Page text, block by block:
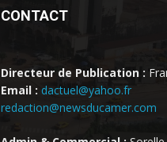
CONTACT
Directeur de Publication :
Email : dactuel@yahoo.fr
redaction@newsducamer.com